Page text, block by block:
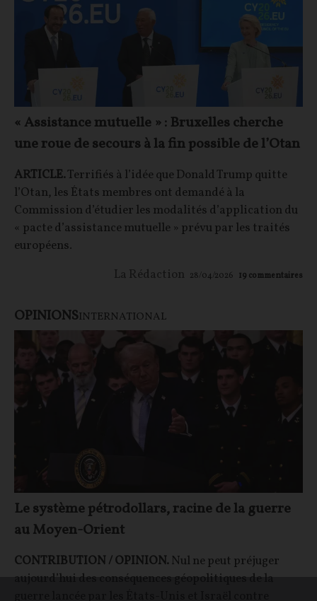
« Assistance mutuelle » : Bruxelles cherche
une roue de secours à la fin possible de l’Otan
ARTICLE.Terrifiés à l’idée que Donald Trump quitte
l’Otan, les États membres ont demandé à la
Commission d’étudier les modalités d’application du
« pacte d’assistance mutuelle » prévu par les traités
européens.
La Rédaction 28/04/2026 19 commentaires
OPINIONSINTERNATIONAL
Le système pétrodollars, racine de la guerre
au Moyen-Orient
CONTRIBUTION / OPINION.Nul ne peut préjuger
aujourd’hui des conséquences géopolitiques de la